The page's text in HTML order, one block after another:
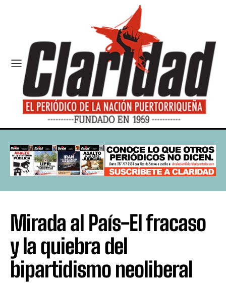
Mirada al País-El fracaso
y la quiebra del
bipartidismo neoliberal